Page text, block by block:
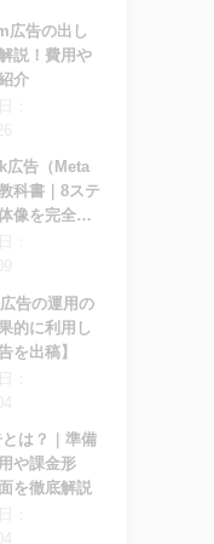
広告の出し
説！費用や
介
広告（Meta
科書｜8ステ
像を完全理
告の運用の
的に利用し
を出稿】
は？｜準備
や課金形
を徹底解説